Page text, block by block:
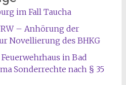
im Fall Taucha
– Anhörung der
Novellierung des BHKG
in Bad
Sonderrechte nach § 35